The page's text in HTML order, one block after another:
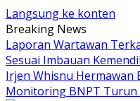
Langsung ke konten
Breaking News
Laporan Wartawan
Sesuai Imbauan
Irjen Whisnu Hermawan
Monitoring BNPT Turun